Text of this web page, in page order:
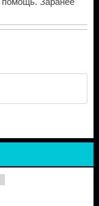
помощь. Заранее